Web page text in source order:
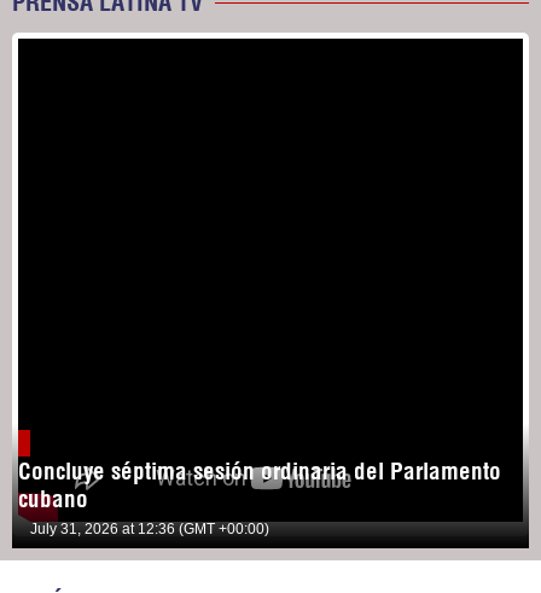
Concluye séptima sesión ordinaria del Parlamento
cubano
July 31, 2026 at 12:36 (GMT +00:00)